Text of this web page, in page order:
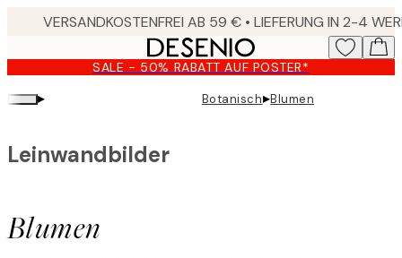
content.
SALE - 50% RABATT AUF POSTER*
▸ Botanisch▸Blumen
Blumen
Leinwandbilder